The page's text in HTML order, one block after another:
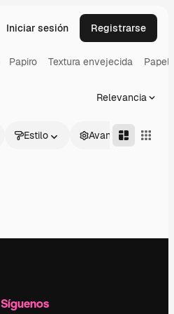
Iniciar sesión Registrarse
Papiro Textura envejecida Papel
Relevancia
Estilo Avanzado
Síguenos